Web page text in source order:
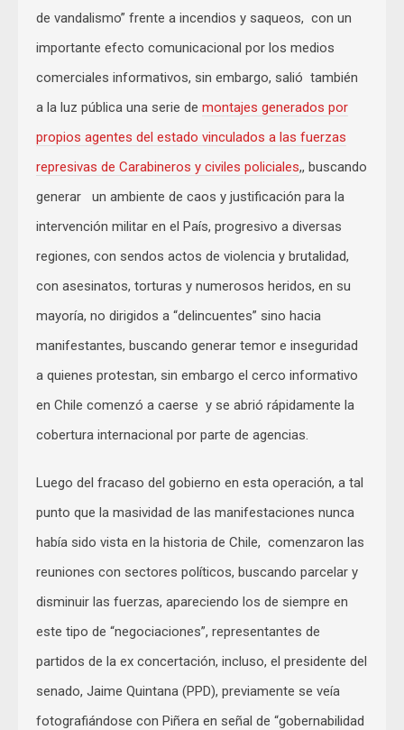
de vandalismo” frente a incendios y saqueos, con un
importante efecto comunicacional por los medios
comerciales informativos, sin embargo, salió también
a la luz pública una serie de montajes generados por
propios agentes del estado vinculados a las fuerzas
represivas de Carabineros y civiles policiales,, buscando
generar un ambiente de caos y justificación para la
intervención militar en el País, progresivo a diversas
regiones, con sendos actos de violencia y brutalidad,
con asesinatos, torturas y numerosos heridos, en su
mayoría, no dirigidos a “delincuentes” sino hacia
manifestantes, buscando generar temor e inseguridad
a quienes protestan, sin embargo el cerco informativo
en Chile comenzó a caerse y se abrió rápidamente la
cobertura internacional por parte de agencias.
Luego del fracaso del gobierno en esta operación, a tal
punto que la masividad de las manifestaciones nunca
había sido vista en la historia de Chile, comenzaron las
reuniones con sectores políticos, buscando parcelar y
disminuir las fuerzas, apareciendo los de siempre en
este tipo de “negociaciones”, representantes de
partidos de la ex concertación, incluso, el presidente del
senado, Jaime Quintana (PPD), previamente se veía
fotografiándose con Piñera en señal de “gobernabilidad